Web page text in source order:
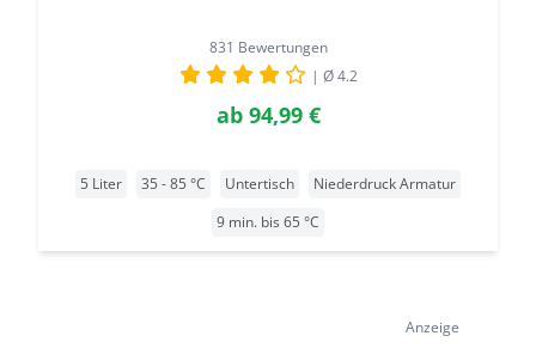
831 Bewertungen
| Ø 4.2
ab94,99 €
5 Liter 35 - 85 °C Untertisch
Niederdruck Armatur
9 min. bis 65 °C
Anzeige